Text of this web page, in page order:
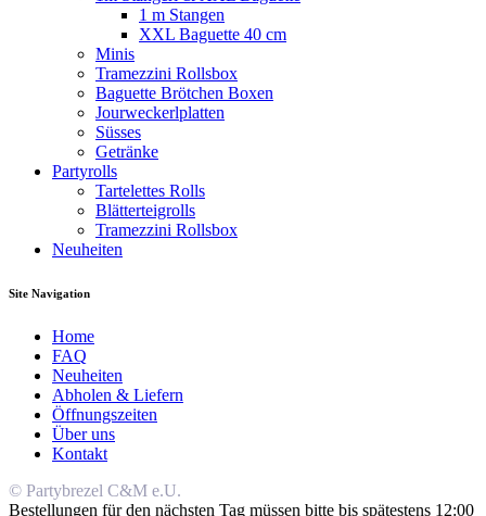
1 m Stangen
XXL Baguette 40 cm
Minis
Tramezzini Rollsbox
Baguette Brötchen Boxen
Jourweckerlplatten
Süsses
Getränke
Partyrolls
Tartelettes Rolls
Blätterteigrolls
Tramezzini Rollsbox
Neuheiten
Site Navigation
Home
FAQ
Neuheiten
Abholen & Liefern
Öffnungszeiten
Über uns
Kontakt
© Partybrezel C&M e.U.
Bestellungen für den nächsten Tag müssen bitte bis spätestens 12:00